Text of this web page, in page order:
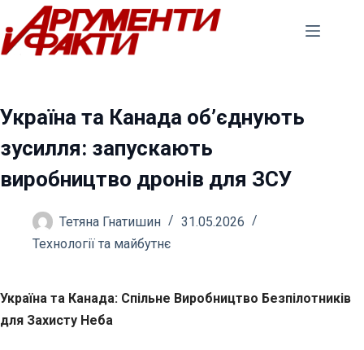
Перейти
до
вмісту
Україна та Канада об’єднують
зусилля: запускають
виробництво дронів для ЗСУ
Тетяна Гнатишин
31.05.2026
Технології та майбутнє
Україна та Канада: Спільне Виробництво Безпілотників
для Захисту Неба